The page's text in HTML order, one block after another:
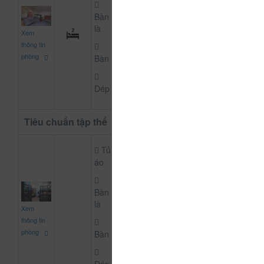
Xem
thông tin
phòng
Bàn
là
Bàn
Dép
Tiêu chuẩn tập thể
Xem
thông tin
phòng
Tủ
áo
Bàn
là
Bàn